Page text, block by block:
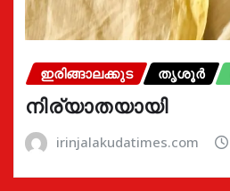
ഇരിങ്ങാലക്കുട തൃശൂർ
നിര്യാതയായി
irinjalakudatimes.com